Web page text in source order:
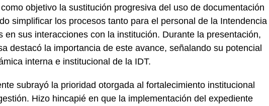
objetivo la sustitución progresiva del uso de documentación
simplificar los procesos tanto para el personal de la Intendencia
en sus interacciones con la institución. Durante la presentación,
destacó la importancia de este avance, señalando su potencial
interna e institucional de la IDT.
subrayó la prioridad otorgada al fortalecimiento institucional
Hizo hincapié en que la implementación del expediente